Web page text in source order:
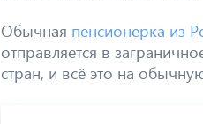
Обычная пенсионерка из
отправляется в
стран, и всё это на